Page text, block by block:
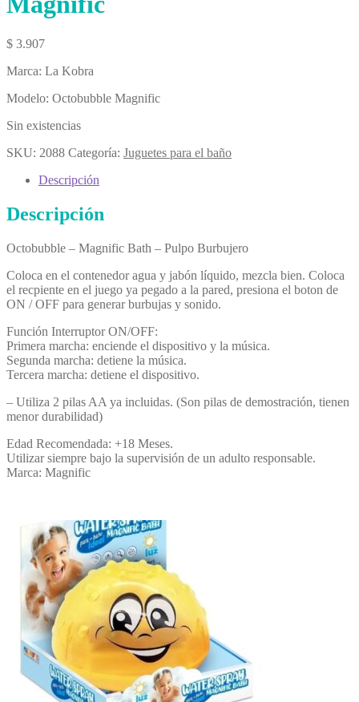
$ 3.907
Marca: La Kobra
Modelo: Octobubble Magnific
Sin existencias
SKU: 2088 Categoría: Juguetes para el baño
Descripción
Descripción
Octobubble – Magnific Bath – Pulpo Burbujero
Coloca en el contenedor agua y jabón líquido, mezcla bien. Coloca
el recpiente en el juego ya pegado a la pared, presiona el boton de
ON / OFF para generar burbujas y sonido.
Función Interruptor ON/OFF:
Primera marcha: enciende el dispositivo y la música.
Segunda marcha: detiene la música.
Tercera marcha: detiene el dispositivo.
– Utiliza 2 pilas AA ya incluidas. (Son pilas de demostración, tienen
menor durabilidad)
Edad Recomendada: +18 Meses.
Utilizar siempre bajo la supervisión de un adulto responsable.
Marca: Magnific